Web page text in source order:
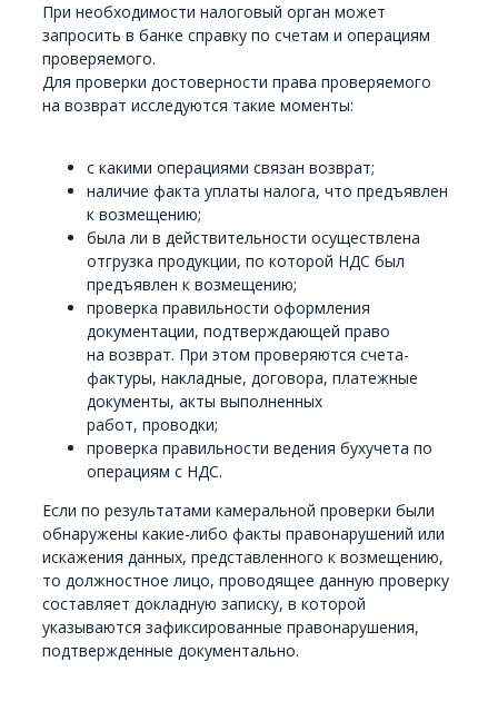
При необходимости налоговый орган может
запросить в банке справку по счетам и операциям
проверяемого.
Для проверки достоверности права проверяемого
на возврат исследуются такие моменты:
с какими операциями связан возврат;
наличие факта уплаты налога, что предъявлен
к возмещению;
была ли в действительности осуществлена
отгрузка продукции, по которой НДС был
предъявлен к возмещению;
проверка правильности оформления
документации, подтверждающей право
на возврат. При этом проверяются счета-
фактуры, накладные, договора, платежные
документы, акты выполненных
работ, проводки;
проверка правильности ведения бухучета по
операциям с НДС.
Если по результатами камеральной проверки были
обнаружены какие-либо факты правонарушений или
искажения данных, представленного к возмещению,
то должностное лицо, проводящее данную проверку
составляет докладную записку, в которой
указываются зафиксированные правонарушения,
подтвержденные документально.